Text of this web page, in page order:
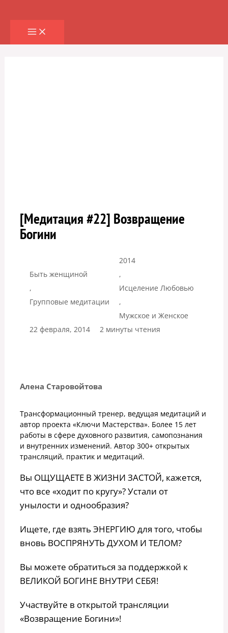
содержимому
[Медитация #22] Возвращение
Богини
Быть женщиной
,
Групповые медитации
2014
,
Исцеление Любовью
,
Мужское и Женское
22 февраля, 2014
2 минуты чтения
Алена Старовойтова
Трансформационный тренер, ведущая медитаций и
автор проекта «Ключи Мастерства». Более 15 лет
работы в сфере духовного развития, самопознания
и внутренних изменений. Автор 300+ открытых
трансляций, практик и медитаций.
Вы ОЩУЩАЕТЕ В ЖИЗНИ ЗАСТОЙ, кажется,
что все «ходит по кругу»? Устали от
унылости и однообразия?
Ищете, где взять ЭНЕРГИЮ для того, чтобы
вновь ВОСПРЯНУТЬ ДУХОМ И ТЕЛОМ?
Вы можете обратиться за поддержкой к
ВЕЛИКОЙ БОГИНЕ ВНУТРИ СЕБЯ!
Участвуйте в открытой трансляции
«Возвращение Богини»!